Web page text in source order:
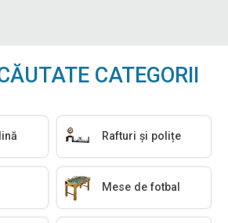
CATEGORII
Rafturi și polițe
Mese de fotbal